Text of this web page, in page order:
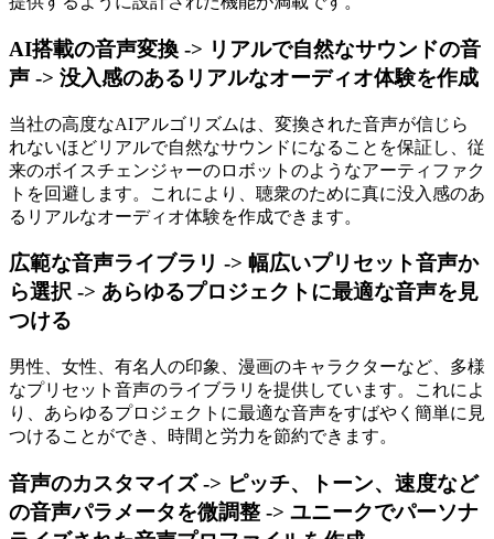
AI搭載の音声変換 -> リアルで自然なサウンドの音
声 -> 没入感のあるリアルなオーディオ体験を作成
当社の高度なAIアルゴリズムは、変換された音声が信じら
れないほどリアルで自然なサウンドになることを保証し、従
来のボイスチェンジャーのロボットのようなアーティファク
トを回避します。これにより、聴衆のために真に没入感のあ
るリアルなオーディオ体験を作成できます。
広範な音声ライブラリ -> 幅広いプリセット音声か
ら選択 -> あらゆるプロジェクトに最適な音声を見
つける
男性、女性、有名人の印象、漫画のキャラクターなど、多様
なプリセット音声のライブラリを提供しています。これによ
り、あらゆるプロジェクトに最適な音声をすばやく簡単に見
つけることができ、時間と労力を節約できます。
音声のカスタマイズ -> ピッチ、トーン、速度など
の音声パラメータを微調整 -> ユニークでパーソナ